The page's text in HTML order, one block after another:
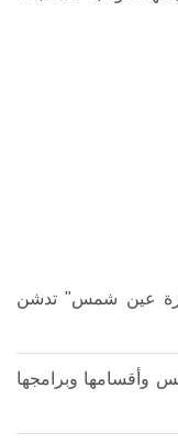
3000 زائر.. "تجارة عين شمس" تدشن
وأقسامها وبرامجها